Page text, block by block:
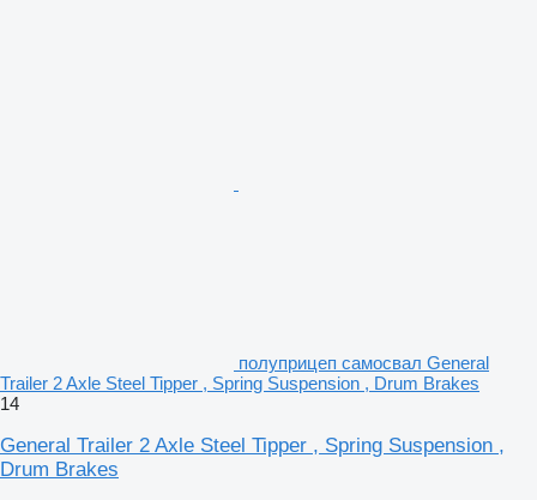
полуприцеп самосвал General
Trailer 2 Axle Steel Tipper , Spring Suspension , Drum Brakes
14
General Trailer 2 Axle Steel Tipper , Spring Suspension ,
Drum Brakes